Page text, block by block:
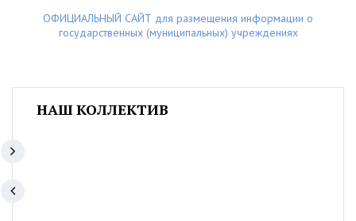
ОФИЦИАЛЬНЫЙ САЙТ для размещения информации о
государственных (муниципальных) учреждениях
НАШ КОЛЛЕКТИВ